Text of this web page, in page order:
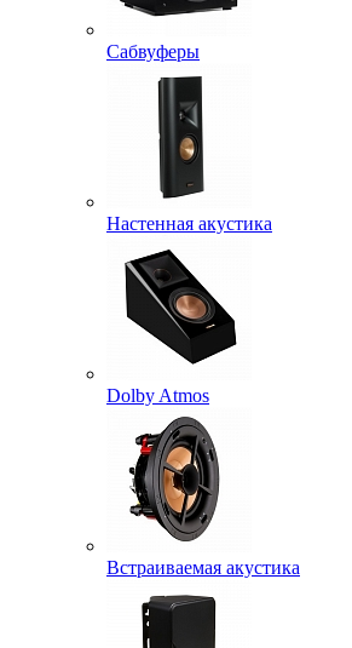
Сабвуферы
Настенная акустика
Dolby Atmos
Встраиваемая акустика